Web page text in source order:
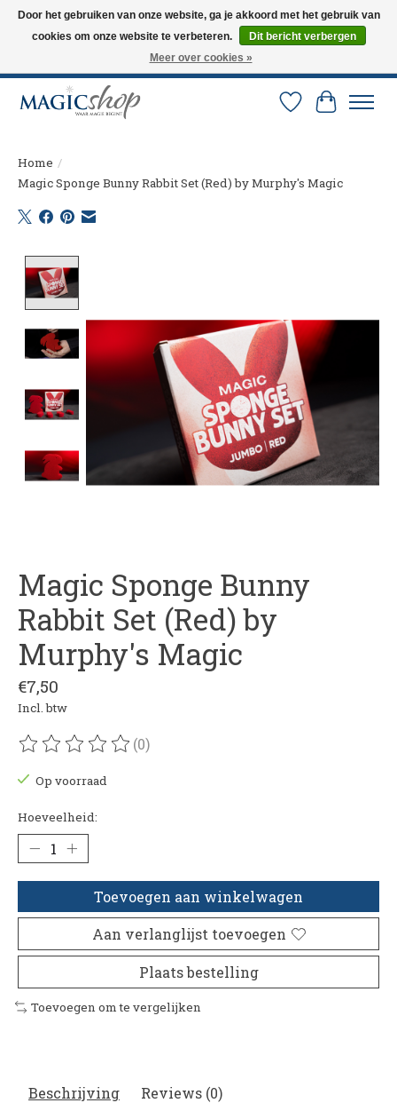
Altijd de nieuwste trucs op voorraad. Snelle verzending via PostNL en DHL.
Langskomen in onze winkel? Bel of mail om een afspraak te maken. 0251-
Verlanglijst
Home /
Magic Sponge Bunny Rabbit Set (Red) by Murphy's Magic
Magic Sponge Bunny
Rabbit Set (Red) by
Murphy's Magic
€7,50
Incl. btw
De beoordeling van dit product is
(0)
Op voorraad
Hoeveelheid:
Toevoegen aan winkelwagen
Aan verlanglijst toevoegen
Plaats bestelling
Toevoegen om te vergelijken
Beschrijving Reviews (0)
Door het gebruiken van onze website, ga je akkoord met het gebruik van
cookies om onze website te verbeteren.
Dit bericht verbergen
Meer over cookies »